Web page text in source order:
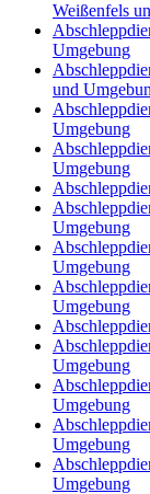
Weißenfels
Umgebung
und
Umgebung
Umgebung
Umgebung
Umgebung
Umgebung
Umgebung
Umgebung
Umgebung
Umgebung